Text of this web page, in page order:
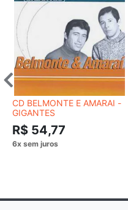
CD BELMONTE E AMARAI -
GIGANTES
R$ 54,77